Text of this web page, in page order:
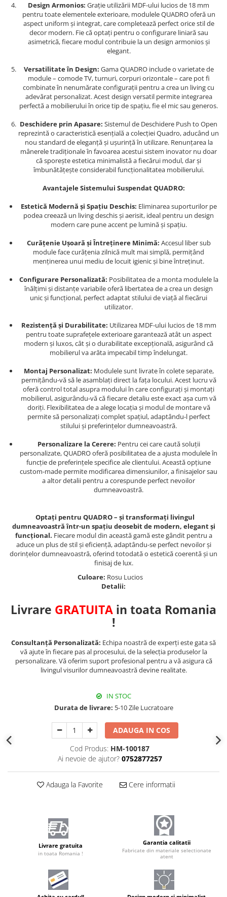
Design Armonios: Grație utilizării MDF-ului lucios de 18 mm
pentru toate elementele exterioare, modulele QUADRO oferă un
aspect uniform și integrat, care completează perfect orice stil de
decor modern. Fie că optați pentru o configurare liniară sau
asimetrică, fiecare modul contribuie la un design armonios și
elegant.
Versatilitate în Design: Gama QUADRO include o varietate de
module – comode TV, turnuri, corpuri orizontale – care pot fi
combinate în nenumărate configurații pentru a crea un living cu
adevărat personalizat. Acest design versatil permite integrarea
perfectă a mobilierului în orice tip de spațiu, fie el mic sau generos.
Deschidere prin Apasare: Sistemul de Deschidere Push to Open
reprezintă o caracteristică esențială a colecției Quadro, aducând un
nou standard de eleganță și ușurință în utilizare. Renunțarea la
mânerele tradiționale în favoarea acestui sistem inovator nu doar
că sporește estetica minimalistă a fiecărui modul, dar și
îmbunătățește considerabil funcționalitatea mobilierului.
Avantajele Sistemului Suspendat QUADRO:
Estetică Modernă și Spațiu Deschis: Eliminarea suporturilor pe
podea creează un living deschis și aerisit, ideal pentru un design
modern care pune accent pe lumină și spațiu.
Curățenie Ușoară și Întreținere Minimă: Accesul liber sub
module face curățenia zilnică mult mai simplă, permițând
menținerea unui mediu de locuit igienic și bine întreținut.
Configurare Personalizată: Posibilitatea de a monta modulele la
înălțimi și distanțe variabile oferă libertatea de a crea un design
unic și funcțional, perfect adaptat stilului de viață al fiecărui
utilizator.
Rezistență și Durabilitate: Utilizarea MDF-ului lucios de 18 mm
pentru toate suprafețele exterioare garantează atât un aspect
modern și luxos, cât și o durabilitate excepțională, asigurând că
mobilierul va arăta impecabil timp îndelungat.
Montaj Personalizat: Modulele sunt livrate în colete separate,
permițându-vă să le asamblați direct la fața locului. Acest lucru vă
oferă control total asupra modului în care configurați și montați
mobilierul, asigurându-vă că fiecare detaliu este exact așa cum vă
doriți. Flexibilitatea de a alege locația și modul de montare vă
permite să personalizați complet spațiul, adaptându-l perfect
stilului și preferințelor dumneavoastră.
Personalizare la Cerere: Pentru cei care caută soluții
personalizate, QUADRO oferă posibilitatea de a ajusta modulele în
funcție de preferințele specifice ale clientului. Această opțiune
custom-made permite modificarea dimensiunilor, a finisajelor sau
a altor detalii pentru a corespunde perfect nevoilor
dumneavoastră.
Optați pentru QUADRO – și transformați livingul
dumneavoastră într-un spațiu deosebit de modern, elegant și
funcțional. Fiecare modul din această gamă este gândit pentru a
aduce un plus de stil și eficiență, adaptându-se perfect nevoilor și
dorințelor dumneavoastră, oferind totodată o estetică coerentă și un
finisaj de lux.
Culoare: Rosu Lucios
Detalii:
Livrare GRATUITA in toata Romania
!
Consultanță Personalizată: Echipa noastră de experți este gata să
vă ajute în fiecare pas al procesului, de la selecția produselor la
personalizare. Vă oferim suport profesional pentru a vă asigura că
livingul visurilor dumneavoastră devine realitate.
IN STOC
Durata de livrare: 5-10 Zile Lucratoare
ADAUGA IN COS
Cod Produs: HM-100187
Ai nevoie de ajutor? 0752877257
Adauga la Favorite Cere informatii
Livrare gratuita
in toata Romania !
Garantia calitatii
Fabricate din materiale selectionate
atent